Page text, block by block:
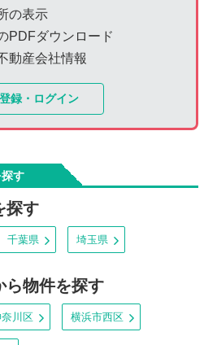
の表示
PDFダウンロード
動産会社情報
録・ログイン
す
探す
千葉県 埼玉県
ら物件を探す
川区 横浜市西区